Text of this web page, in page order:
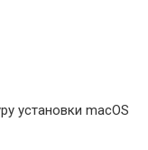
установки macOS